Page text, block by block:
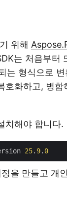
위해
는 처음부터
는 형식으로
호화하고, 병
치해야 합니다.
25. 9. 0
을 만들고 개